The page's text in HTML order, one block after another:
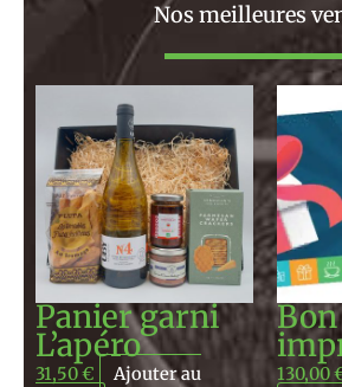
Nos meilleures
Panier garni
L’apéro
31,50€
Ajouter au
Bon
130,00